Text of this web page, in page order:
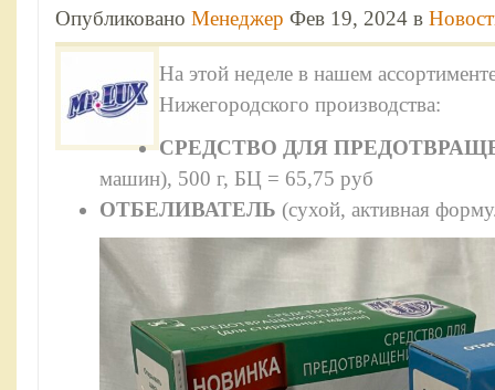
Опубликовано Менеджер Фев 19, 2024 в
На этой неделе в нашем
Нижегородского производства:
СРЕДСТВО ДЛЯ
машин), 500 г, БЦ = 65,75 руб
ОТБЕЛИВАТЕЛЬ (сухой, активная